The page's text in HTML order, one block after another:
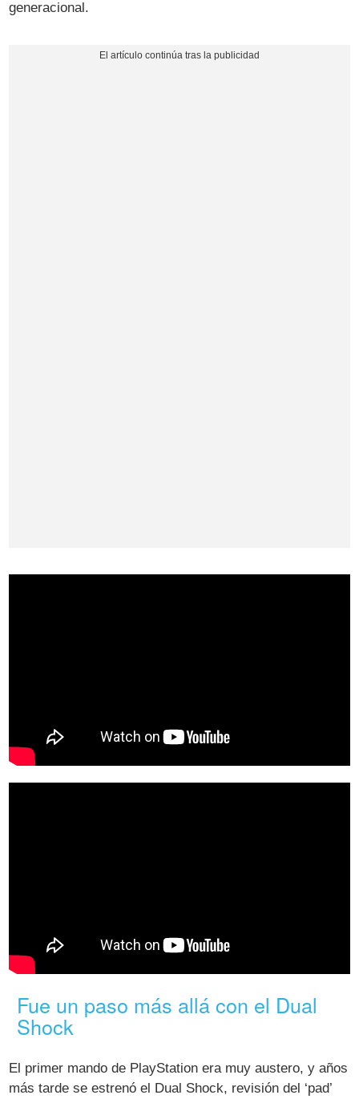
generacional.
Fue un paso más allá con el Dual
Shock
El primer mando de PlayStation era muy austero, y años
más tarde se estrenó el Dual Shock, revisión del ‘pad’